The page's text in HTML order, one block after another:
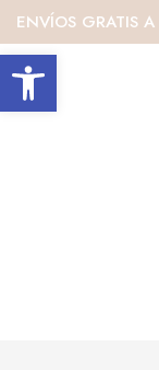
Abrir barra de
ENVÍOS GRATIS